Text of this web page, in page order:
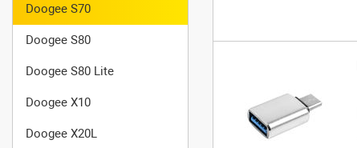
Doogee S70
Doogee S80
Doogee S80 Lite
Doogee X10
Doogee X20L